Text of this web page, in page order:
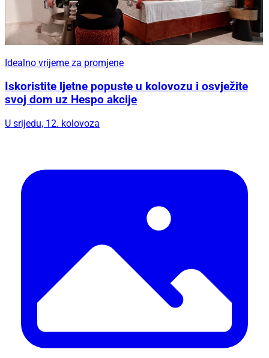
Idealno vrijeme za promjene
Iskoristite ljetne popuste u kolovozu i osvježite
svoj dom uz Hespo akcije
U srijedu, 12. kolovoza